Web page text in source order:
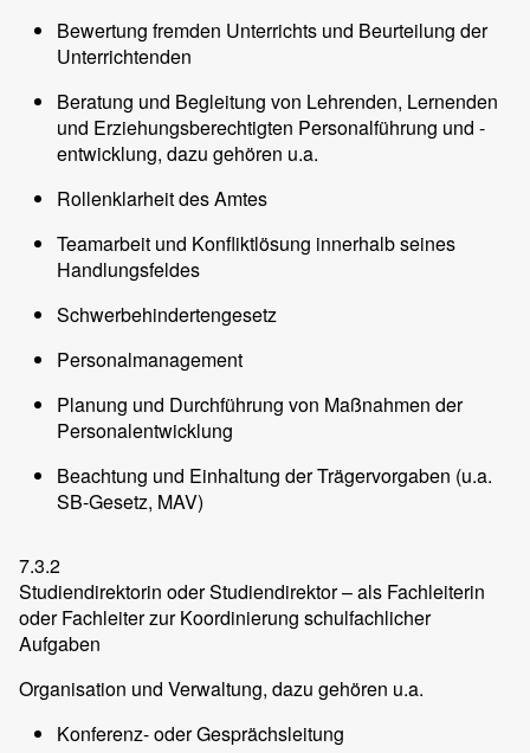
Bewertung fremden Unterrichts und Beurteilung der
Unterrichtenden
Beratung und Begleitung von Lehrenden, Lernenden
und Erziehungsberechtigten Personalführung und -
entwicklung, dazu gehören u.a.
Rollenklarheit des Amtes
Teamarbeit und Konfliktlösung innerhalb seines
Handlungsfeldes
Schwerbehindertengesetz
Personalmanagement
Planung und Durchführung von Maßnahmen der
Personalentwicklung
Beachtung und Einhaltung der Trägervorgaben (u.a.
SB-Gesetz, MAV)
7.3.2
Studiendirektorin oder Studiendirektor – als Fachleiterin
oder Fachleiter zur Koordinierung schulfachlicher
Aufgaben
Organisation und Verwaltung, dazu gehören u.a.
Konferenz- oder Gesprächsleitung